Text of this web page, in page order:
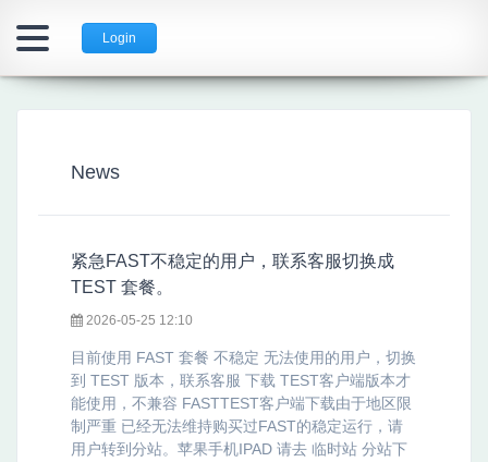
Login
News
紧急FAST不稳定的用户，联系客服切换成
TEST 套餐。
2026-05-25 12:10
目前使用 FAST 套餐 不稳定 无法使用的用户，切换
到 TEST 版本，联系客服 下载 TEST客户端版本才
能使用，不兼容 FASTTEST客户端下载由于地区限
制严重 已经无法维持购买过FAST的稳定运行，请
用户转到分站。苹果手机IPAD 请去 临时站 分站下